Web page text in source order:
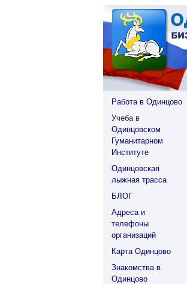
Работа в Одинцово
Учеба в
Одинцовском
Гуманитарном
Институте
Одинцовская
лыжная трасса
БЛОГ
Адреса и
телефоны
организаций
Карта Одинцово
Знакомства в
Одинцово